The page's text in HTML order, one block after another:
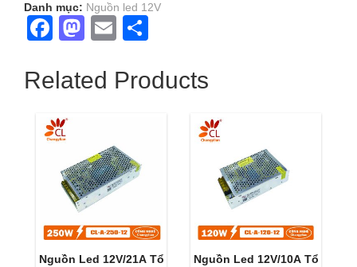
Danh mục: Nguồn led 12V
Facebook
Mastodon
Email
Related Products
Nguồn Led 12V/21A Tổ
Nguồn Led 12V/10A Tổ